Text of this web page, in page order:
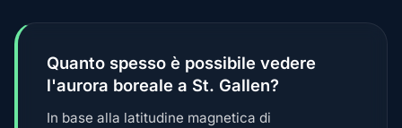
Quanto spesso è possibile vedere
l'aurora boreale a St. Gallen?
In base alla latitudine magnetica di